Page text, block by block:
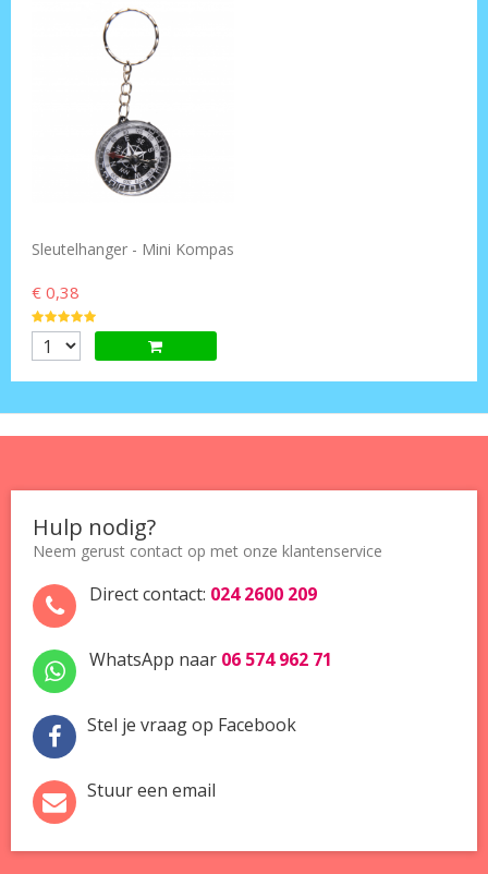
Sleutelhanger - Mini Kompas
€ 0,38
Hulp nodig?
Neem gerust contact op met onze klantenservice
Direct contact: 024 2600 209
WhatsApp naar 06 574 962 71
Stel je vraag op Facebook
Stuur een email